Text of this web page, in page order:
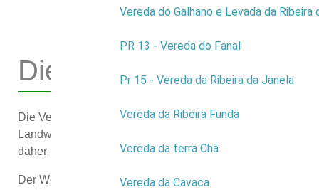
Vereda do Galhano e Levada da Ribeira
PR 13 - Vereda do Fanal
Pr 15 - Vereda da Ribeira da Janela
Vereda da Ribeira Funda
Vereda da terra Chã
Vereda da Cavaca
Die Route
Die Vereda da Ladeira bringt uns bis zum Steinstrand
Landwirtschaft findet man einige endemische
daher nur für erfahrene Wanderer mit entsprechender
Der Weg beginnt in der Gemeinde Porto Moniz am